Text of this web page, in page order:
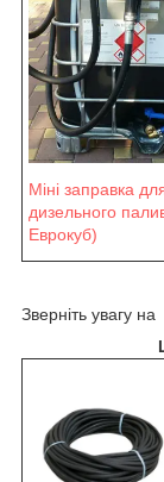
Міні заправка
дизельного
Еврокуб)
Зверніть увагу на